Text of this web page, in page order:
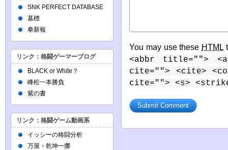
You may use these HTML
<abbr title="">
cite=""> <cite>
cite=""> <s>
SNK PERFECT DATABASE
墓標
拳新報
リンク：格闘ゲーマーブログ
BLACK or White？
峰松一本勝負
紫の書
リンク：格闘ゲーム動画系
イッシーの格闘分析
万屋・乾坤一擲